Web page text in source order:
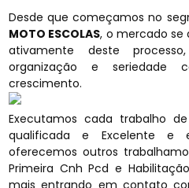
Desde que começamos no
MOTO ESCOLAS, o mercado se
ativamente deste
organização e seriedade
crescimento.
Executamos cada trabalho
qualificada e Excelente e
oferecemos outros
Primeira Cnh Pcd e
mais entrando em contato